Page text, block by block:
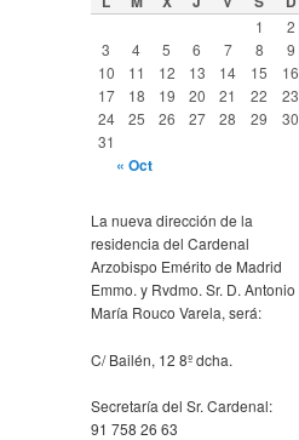
1
2
3
4 5 6 7 8
9
10
11 12 13 14 15
16
17
18 19 20 21 22
23
24
25 26 27 28 29
30
31
« Oct
La nueva dirección de la
residencia del Cardenal
Arzobispo Emérito de Madrid
Emmo. y Rvdmo. Sr. D. Antonio
María Rouco Varela, será:
C/ Bailén, 12 8º dcha.
Secretaría del Sr. Cardenal:
91 758 26 63